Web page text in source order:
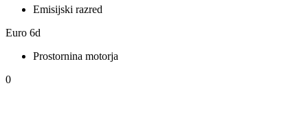
Emisijski razred
Euro 6d
Prostornina motorja
0